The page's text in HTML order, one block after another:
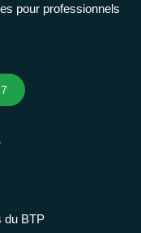
pour professionnels
du BTP